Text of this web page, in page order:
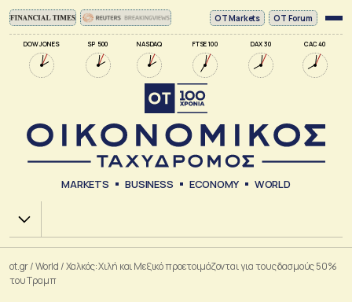
DOW JONES SP 500 NASDAQ FTSE 100 DAX 30 CAC 40
ΟΤ Markets OT Forum
MARKETS BUSINESS ECONOMY WORLD
Χ.Α.
ot.gr/World /Χαλκός: Χιλή και Μεξικό προετοιμάζονται για τους δασμούς 50%
του Τραμπ